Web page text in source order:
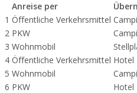
Anreise per
1 Öffentliche Verkehrsmittel
2 PKW
3 Wohnmobil
4 Öffentliche Verkehrsmittel Hotel
5 Wohnmobil
6 PKW
Hotel